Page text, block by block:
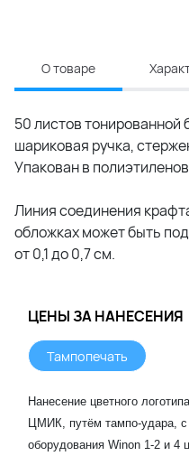
О товаре
50 листов тонированной
шариковая ручка,
Упакован в
Линия соединения
обложках может быть
от 0,1 до 0,7 см.
ЦЕНЫ ЗА НАНЕСЕНИЯ
Тампопечать
Нанесение цветного
ЦМИК, путём тампо-удара,
оборудования Winon 1-2 и 4